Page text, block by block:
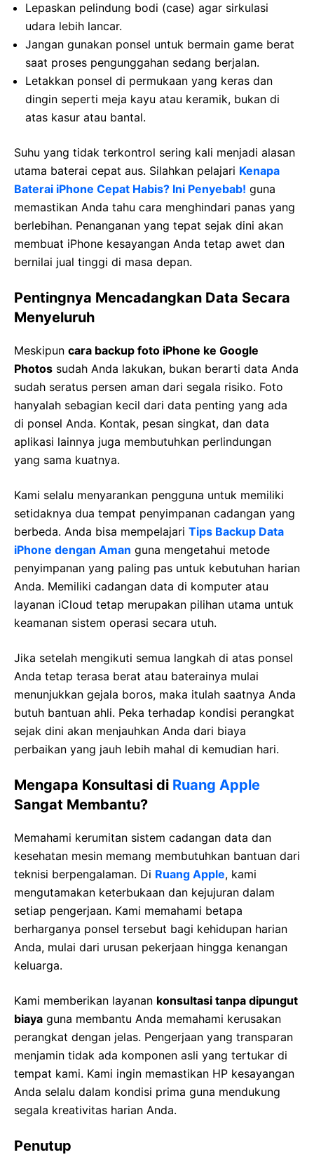
Lepaskan pelindung bodi (case) agar sirkulasi
udara lebih lancar.
Jangan gunakan ponsel untuk bermain game berat
saat proses pengunggahan sedang berjalan.
Letakkan ponsel di permukaan yang keras dan
dingin seperti meja kayu atau keramik, bukan di
atas kasur atau bantal.
Suhu yang tidak terkontrol sering kali menjadi alasan
utama baterai cepat aus. Silahkan pelajari Kenapa
Baterai iPhone Cepat Habis? Ini Penyebab! guna
memastikan Anda tahu cara menghindari panas yang
berlebihan. Penanganan yang tepat sejak dini akan
membuat iPhone kesayangan Anda tetap awet dan
bernilai jual tinggi di masa depan.
Pentingnya Mencadangkan Data Secara
Menyeluruh
Meskipun cara backup foto iPhone ke Google
Photos sudah Anda lakukan, bukan berarti data Anda
sudah seratus persen aman dari segala risiko. Foto
hanyalah sebagian kecil dari data penting yang ada
di ponsel Anda. Kontak, pesan singkat, dan data
aplikasi lainnya juga membutuhkan perlindungan
yang sama kuatnya.
Kami selalu menyarankan pengguna untuk memiliki
setidaknya dua tempat penyimpanan cadangan yang
berbeda. Anda bisa mempelajari Tips Backup Data
iPhone dengan Aman guna mengetahui metode
penyimpanan yang paling pas untuk kebutuhan harian
Anda. Memiliki cadangan data di komputer atau
layanan iCloud tetap merupakan pilihan utama untuk
keamanan sistem operasi secara utuh.
Jika setelah mengikuti semua langkah di atas ponsel
Anda tetap terasa berat atau baterainya mulai
menunjukkan gejala boros, maka itulah saatnya Anda
butuh bantuan ahli. Peka terhadap kondisi perangkat
sejak dini akan menjauhkan Anda dari biaya
perbaikan yang jauh lebih mahal di kemudian hari.
Mengapa Konsultasi di Ruang Apple
Sangat Membantu?
Memahami kerumitan sistem cadangan data dan
kesehatan mesin memang membutuhkan bantuan dari
teknisi berpengalaman. Di Ruang Apple, kami
mengutamakan keterbukaan dan kejujuran dalam
setiap pengerjaan. Kami memahami betapa
berharganya ponsel tersebut bagi kehidupan harian
Anda, mulai dari urusan pekerjaan hingga kenangan
keluarga.
Kami memberikan layanan konsultasi tanpa dipungut
biaya guna membantu Anda memahami kerusakan
perangkat dengan jelas. Pengerjaan yang transparan
menjamin tidak ada komponen asli yang tertukar di
tempat kami. Kami ingin memastikan HP kesayangan
Anda selalu dalam kondisi prima guna mendukung
segala kreativitas harian Anda.
Penutup